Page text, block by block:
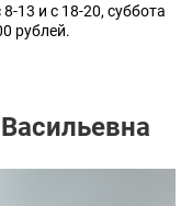
13 и с 18-20, суббота
рублей.